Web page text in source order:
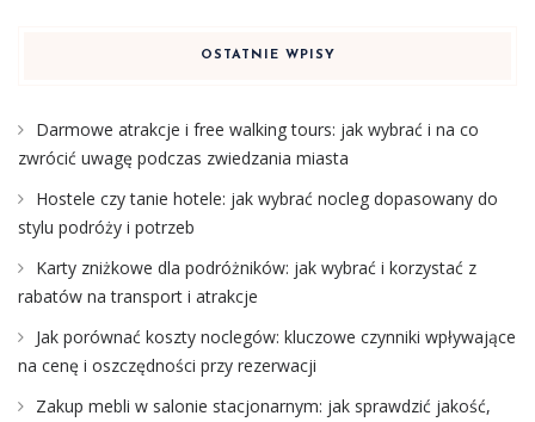
OSTATNIE WPISY
Darmowe atrakcje i free walking tours: jak wybrać i na co
zwrócić uwagę podczas zwiedzania miasta
Hostele czy tanie hotele: jak wybrać nocleg dopasowany do
stylu podróży i potrzeb
Karty zniżkowe dla podróżników: jak wybrać i korzystać z
rabatów na transport i atrakcje
Jak porównać koszty noclegów: kluczowe czynniki wpływające
na cenę i oszczędności przy rezerwacji
Zakup mebli w salonie stacjonarnym: jak sprawdzić jakość,